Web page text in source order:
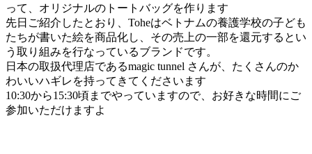
って、オリジナルのトートバッグを作ります
先日ご紹介したとおり、Toheはベトナムの養護学校の子ども
たちが書いた絵を商品化し、その売上の一部を還元するとい
う取り組みを行なっているブランドです。
日本の取扱代理店であるmagic tunnel さんが、たくさんのか
わいいハギレを持ってきてくださいます
10:30から15:30頃までやっていますので、お好きな時間にご
参加いただけますよ